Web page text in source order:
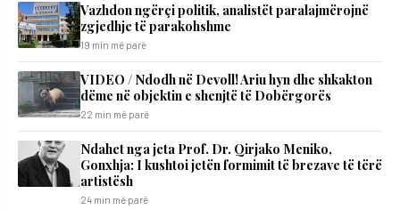
Vazhdon ngërçi politik, analistët paralajmërojnë
zgjedhje të parakohshme
19 min më parë
VIDEO / Ndodh në Devoll! Ariu hyn dhe shkakton
dëme në objektin e shenjtë të Dobërgorës
22 min më parë
Ndahet nga jeta Prof. Dr. Qirjako Meniko,
Gonxhja: I kushtoi jetën formimit të brezave të tërë
artistësh
24 min më parë